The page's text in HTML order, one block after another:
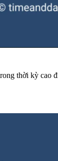
thời kỳ cao